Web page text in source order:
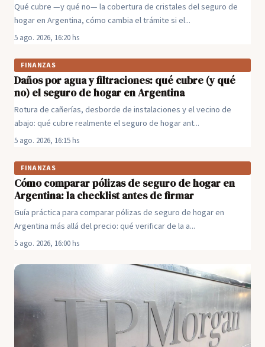
Qué cubre —y qué no— la cobertura de cristales del seguro de
hogar en Argentina, cómo cambia el trámite si el...
5 ago. 2026, 16:20 hs
FINANZAS
Daños por agua y filtraciones: qué cubre (y qué
no) el seguro de hogar en Argentina
Rotura de cañerías, desborde de instalaciones y el vecino de
abajo: qué cubre realmente el seguro de hogar ant...
5 ago. 2026, 16:15 hs
FINANZAS
Cómo comparar pólizas de seguro de hogar en
Argentina: la checklist antes de firmar
Guía práctica para comparar pólizas de seguro de hogar en
Argentina más allá del precio: qué verificar de la a...
5 ago. 2026, 16:00 hs